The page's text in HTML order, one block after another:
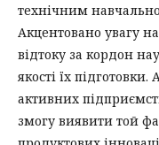
технічним
Акцентовано увагу
відтоку за кордон
якості їх
активних
змогу виявити той